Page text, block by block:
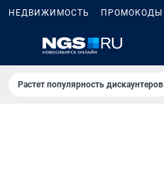
НЕДВИЖИМОСТЬ ПРОМОКОДЫ
Растет популярность дискаунтеров